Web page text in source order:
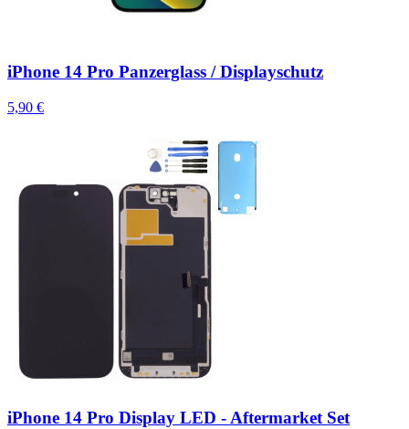
iPhone 14 Pro Panzerglass / Displayschutz
5,90 €
iPhone 14 Pro Display LED - Aftermarket Set